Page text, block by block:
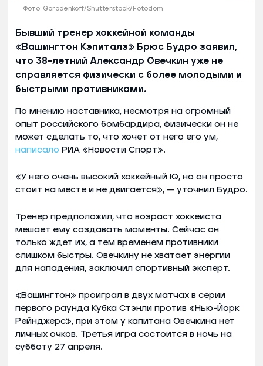
Фото: Gorodenkoff/Shutterstock/Fotodom
Бывший тренер хоккейной команды
«Вашингтон Кэпиталз» Брюс Будро заявил,
что 38-летний Александр Овечкин уже не
справляется физически с более молодыми и
быстрыми противниками.
По мнению наставника, несмотря на огромный
опыт российского бомбардира, физически он не
может сделать то, что хочет от него его ум,
написало РИА «Новости Спорт».
«У него очень высокий хоккейный IQ, но он просто
стоит на месте и не двигается», — уточнил Будро.
Тренер предположил, что возраст хоккеиста
мешает ему создавать моменты. Сейчас он
только ждет их, а тем временем противники
слишком быстры. Овечкину не хватает энергии
для нападения, заключил спортивный эксперт.
«Вашингтон» проиграл в двух матчах в серии
первого раунда Кубка Стэнли против «Нью-Йорк
Рейнджерс», при этом у капитана Овечкина нет
личных очков. Третья игра состоится в ночь на
субботу 27 апреля.